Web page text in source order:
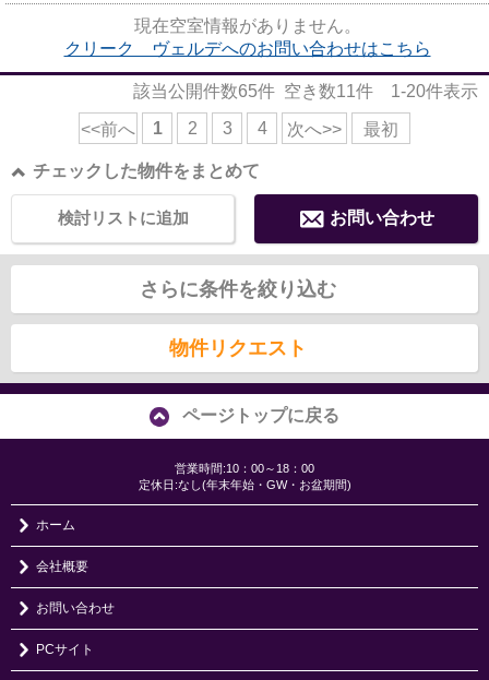
現在空室情報がありません。
クリーク ヴェルデへのお問い合わせはこちら
該当公開件数65件 空き数11件 1-20件表示
<<前へ 1 2 3 4 次へ>> 最初
チェックした物件をまとめて
お問い合わせ
検討リストに追加
さらに条件を絞り込む
物件リクエスト
ページトップに戻る
営業時間:10：00～18：00
定休日:なし(年末年始・GW・お盆期間)
ホーム
会社概要
お問い合わせ
PCサイト